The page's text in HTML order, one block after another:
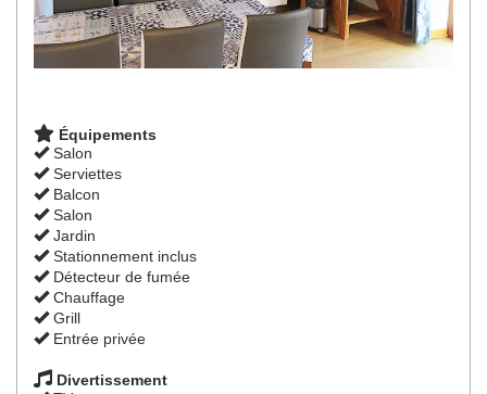
Équipements
Salon
Serviettes
Balcon
Salon
Jardin
Stationnement inclus
Détecteur de fumée
Chauffage
Grill
Entrée privée
Divertissement